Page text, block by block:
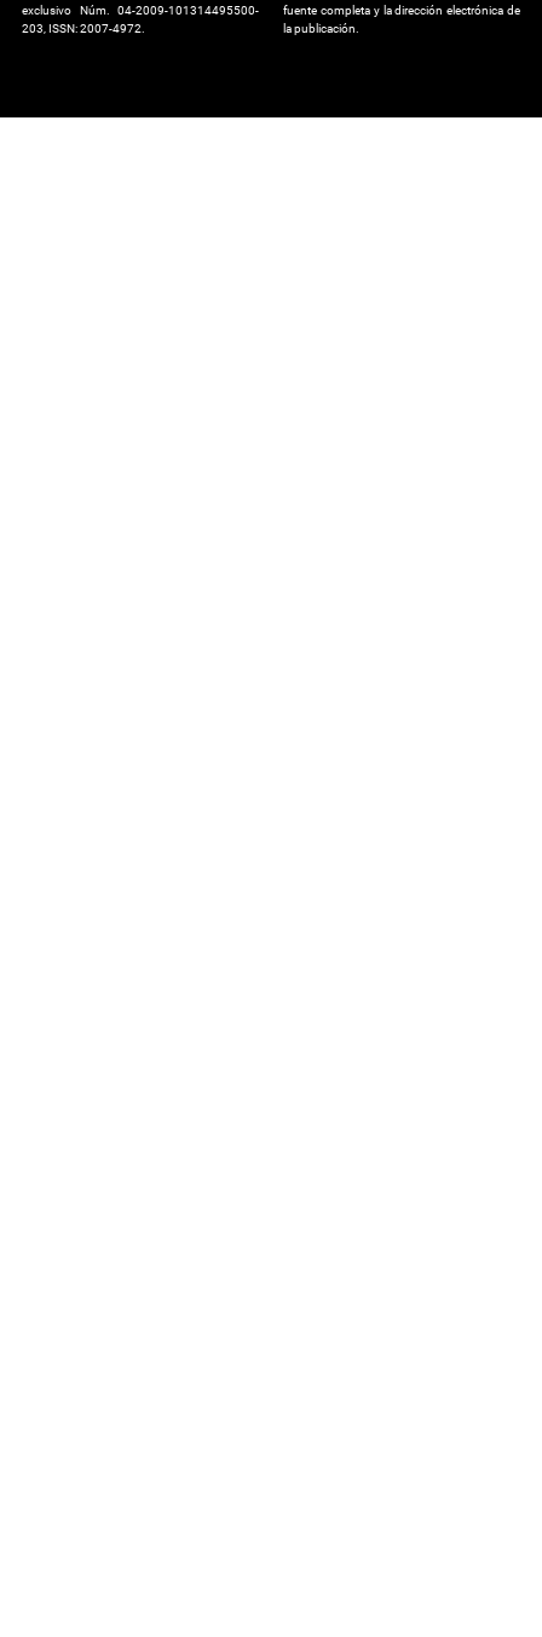
exclusivo Núm. 04-2009-101314495500-
203, ISSN: 2007-4972.
fuente completa y la dirección electrónica de
la publicación.